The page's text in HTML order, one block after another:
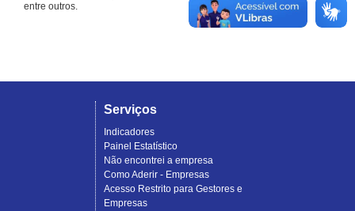
entre outros.
Serviços
Indicadores
Painel Estatístico
Não encontrei a empresa
Como Aderir - Empresas
Acesso Restrito para Gestores e
Empresas